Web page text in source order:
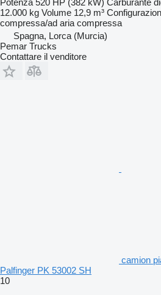
Potenza 520 HP (382 kW) Carburante
12.000 kg Volume 12,9 m³
compressa/ad aria compressa
Spagna, Lorca (Murcia)
Pemar Trucks
Contattare il venditore
camion
Palfinger PK 53002 SH
10